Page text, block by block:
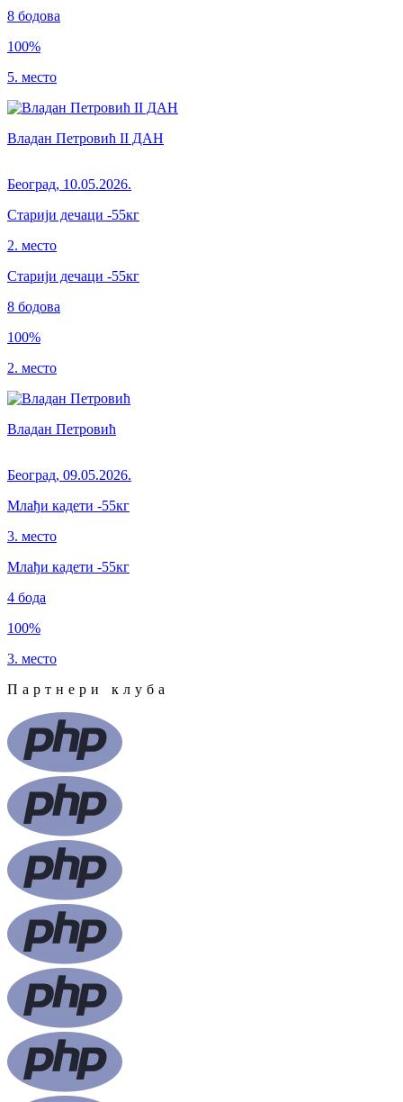
8 бодова
100%
5. место
Владан Петровић II ДАН
Београд, 10.05.2026.
Старији дечаци -55кг
2. место
Старији дечаци -55кг
8 бодова
100%
2. место
Владан Петровић
Београд, 09.05.2026.
Млађи кадети -55кг
3. место
Млађи кадети -55кг
4 бода
100%
3. место
Партнери клуба